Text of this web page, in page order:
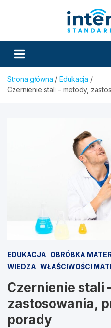
Strona główna
Edukacja
Czernienie stali – metody,
EDUKACJA OBRÓBKA
WIEDZA WŁAŚCIWOŚCI
Czernienie stali
zastosowania,
porady